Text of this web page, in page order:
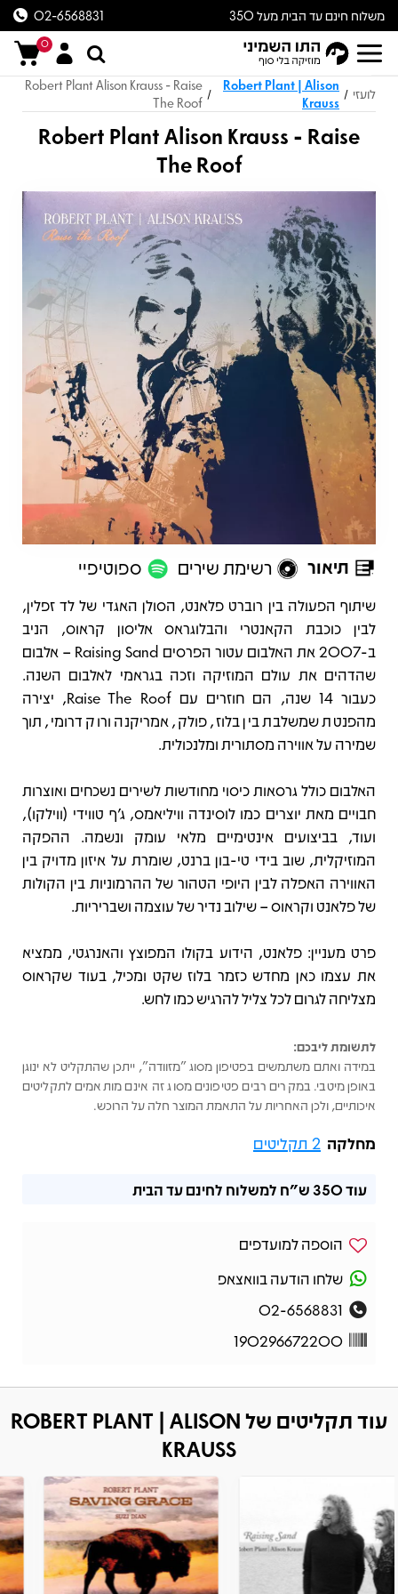
משלוח חינם עד הבית מעל 350
ש״ח
02-6568831
0
לועזי /
Robert Plant | Alison
Krauss
/
Robert Plant Alison Krauss - Raise
The Roof
Robert Plant Alison Krauss - Raise
The Roof
תיאור רשימת שירים ספוטיפיי
תיאור
שיתוף הפעולה בין רוברט פלאנט, הסולן האגדי של לד זפלין,
לבין כוכבת הקאנטרי והבלוגראס אליסון קראוס, הניב
ב-2007 את האלבום עטור הפרסים Raising Sand – אלבום
שהדהים את עולם המוזיקה וזכה בגראמי לאלבום השנה.
כעבור 14 שנה, הם חוזרים עם Raise The Roof, יצירה
מהפנטת שמשלבת בין בלוז, פולק, אמריקנה ורוק דרומי, תוך
שמירה על אווירה מסתורית ומלנכולית.
האלבום כולל גרסאות כיסוי מחודשות לשירים נשכחים ואוצרות
חבויים מאת יוצרים כמו לוסינדה וויליאמס, ג'ף טווידי (ווילקו),
ועוד, בביצועים אינטימיים מלאי עומק ונשמה. ההפקה
המוזיקלית, שוב בידי טי-בון ברנט, שומרת על איזון מדויק בין
האווירה האפלה לבין היופי הטהור של ההרמוניות בין הקולות
של פלאנט וקראוס – שילוב נדיר של עוצמה ושבריריות.
פרט מעניין: פלאנט, הידוע בקולו המפוצץ והאנרגטי, ממציא
את עצמו כאן מחדש כזמר בלוז שקט ומכיל, בעוד שקראוס
מצליחה לגרום לכל צליל להרגיש כמו לחש.
לתשומת ליבכם:
במידה ואתם משתמשים בפטיפון מסוג "מזוודה", ייתכן שהתקליט לא ינוגן
באופן מיטבי. במקרים רבים פטיפונים מסוג זה אינם מותאמים לתקליטים
איכותיים, ולכן האחריות על התאמת המוצר חלה על הרוכש.
מחלקה 2 תקליטים
עוד350 ש"ח למשלוח לחינם עד הבית
הוספה למועדפים
שלחו הודעה בוואצאפ
02-6568831
190296672200
עוד תקליטים של ROBERT PLANT | ALISON
KRAUSS